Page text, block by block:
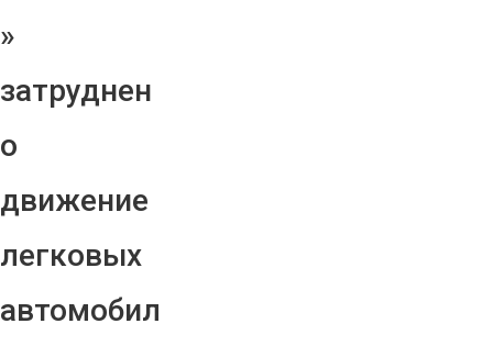
»
затруднен
о
движение
легковых
автомобил